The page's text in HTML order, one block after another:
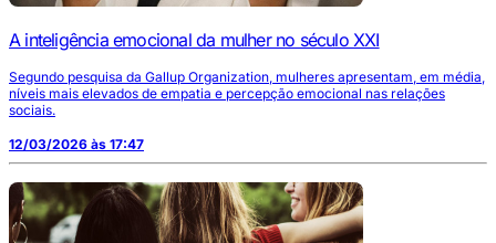
A inteligência emocional da mulher no século XXI
Segundo pesquisa da Gallup Organization, mulheres apresentam, em média,
níveis mais elevados de empatia e percepção emocional nas relações
sociais.
12/03/2026 às 17:47